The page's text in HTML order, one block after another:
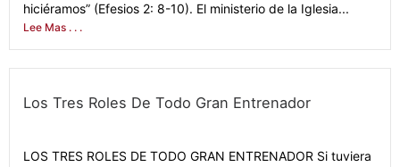
hiciéramos” (Efesios 2: 8-10). El ministerio de la Iglesia...
Lee Mas . . .
Los Tres Roles De Todo Gran Entrenador
LOS TRES ROLES DE TODO GRAN ENTRENADOR Si tuviera